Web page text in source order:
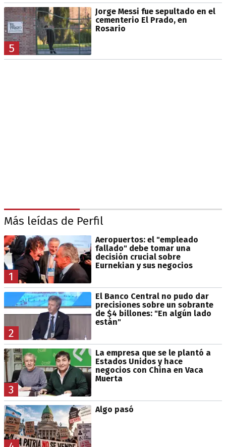
5
Jorge Messi fue sepultado en el
cementerio El Prado, en
Rosario
Más leídas de Perfil
1
Aeropuertos: el "empleado
fallado" debe tomar una
decisión crucial sobre
Eurnekian y sus negocios
2
El Banco Central no pudo dar
precisiones sobre un sobrante
de $4 billones: "En algún lado
están"
3
La empresa que se le plantó a
Estados Unidos y hace
negocios con China en Vaca
Muerta
Algo pasó